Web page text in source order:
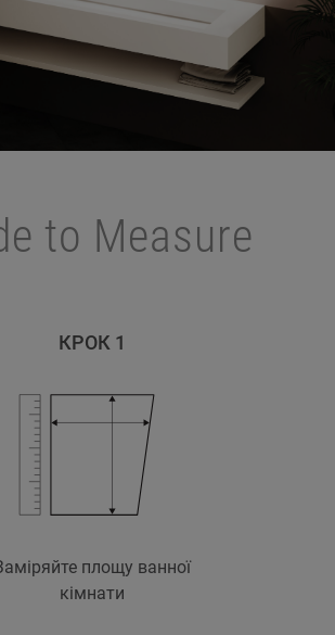
to Measure
КРОК 1
площу ванної
кімнати